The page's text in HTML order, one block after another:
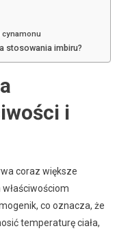
stosowania imbiru?
i
coraz większe
co oznacza, że
temperaturę ciała,